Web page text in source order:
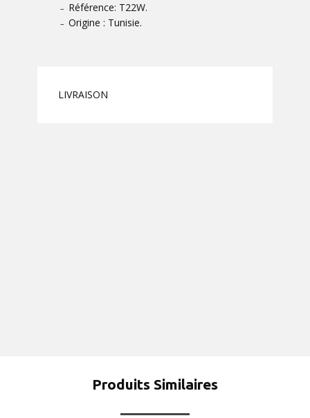
– Référence: T22W.
– Origine : Tunisie.
LIVRAISON
Produits Similaires